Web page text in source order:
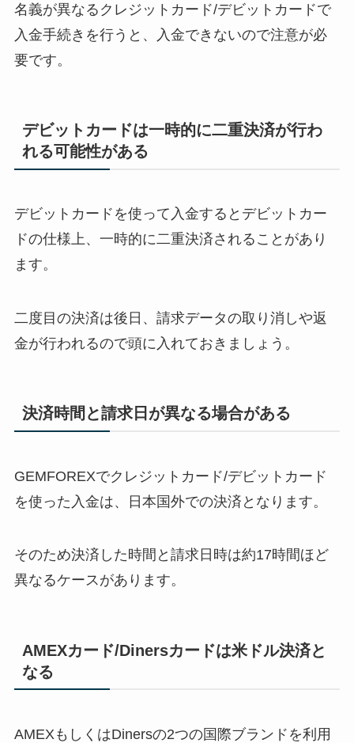
名義が異なるクレジットカード/デビットカードで
入金手続きを行うと、入金できないので注意が必
要です。
デビットカードは一時的に二重決済が行わ
れる可能性がある
デビットカードを使って入金するとデビットカー
ドの仕様上、一時的に二重決済されることがあり
ます。
二度目の決済は後日、請求データの取り消しや返
金が行われるので頭に入れておきましょう。
決済時間と請求日が異なる場合がある
GEMFOREXでクレジットカード/デビットカード
を使った入金は、日本国外での決済となります。
そのため決済した時間と請求日時は約17時間ほど
異なるケースがあります。
AMEXカード/Dinersカードは米ドル決済と
なる
AMEXもしくはDinersの2つの国際ブランドを利用